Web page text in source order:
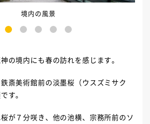
境内の風景
3 4 5
の境内にも春の訪れを感じます。
斎美術館前の淡墨桜（ウスズミサク
す。
が７分咲き、他の池横、宗務所前のソ